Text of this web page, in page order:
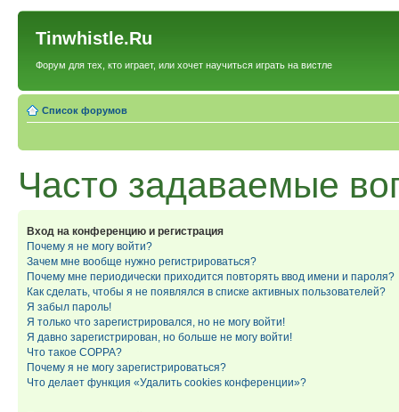
Tinwhistle.Ru
Форум для тех, кто играет, или хочет научиться играть на вистле
Список форумов
Часто задаваемые
Вход на конференцию и регистрация
Почему я не могу войти?
Зачем мне вообще нужно регистрироваться?
Почему мне периодически приходится повторять ввод имени и пароля?
Как сделать, чтобы я не появлялся в списке активных пользователей?
Я забыл пароль!
Я только что зарегистрировался, но не могу войти!
Я давно зарегистрирован, но больше не могу войти!
Что такое COPPA?
Почему я не могу зарегистрироваться?
Что делает функция «Удалить cookies конференции»?